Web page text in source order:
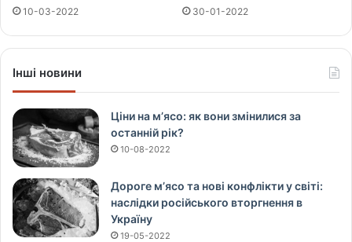
10-03-2022 30-01-2022
Інші новини
Ціни на м’ясо: як вони змінилися за
останній рік?
10-08-2022
Дороге м’ясо та нові конфлікти у світі:
наслідки російського вторгнення в
Україну
19-05-2022